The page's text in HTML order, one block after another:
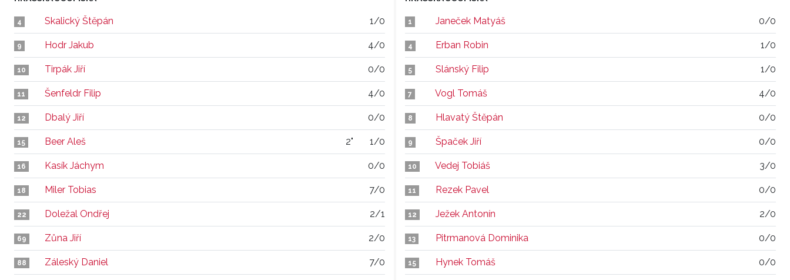
4 Skalický Štěpán 1/0
9 Hodr Jakub 4/0
10 Tirpák Jiří 0/0
11 Šenfeldr Filip 4/0
12 Dbalý Jiří 0/0
15 Beer Aleš 2" 1/0
16 Kasík Jáchym 0/0
18 Miler Tobias 7/0
22 Doležal Ondřej 2/1
69 Zůna Jiří 2/0
88 Záleský Daniel 7/0
1 Janeček Matyáš 0/0
4 Erban Robin 1/0
5 Slánský Filip 1/0
7 Vogl Tomáš 4/0
8 Hlavatý Štěpán 0/0
9 Špaček Jiří 0/0
10 Vedej Tobiáš 3/0
11 Rezek Pavel 0/0
12 Ježek Antonín 2/0
13 Pitrmanová Dominika 0/0
15 Hynek Tomáš 0/0